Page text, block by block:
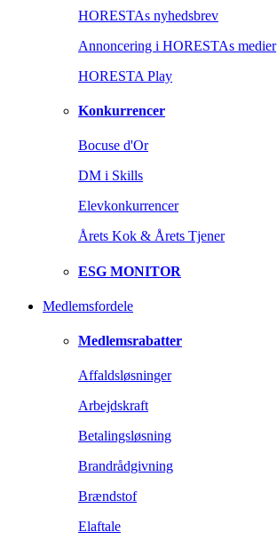
HORESTAs nyhedsbrev
Annoncering i HORESTAs medier
HORESTA Play
Konkurrencer
Bocuse d'Or
DM i Skills
Elevkonkurrencer
Årets Kok & Årets Tjener
ESG MONITOR
Medlemsfordele
Medlemsrabatter
Affaldsløsninger
Arbejdskraft
Betalingsløsning
Brandrådgivning
Brændstof
Elaftale